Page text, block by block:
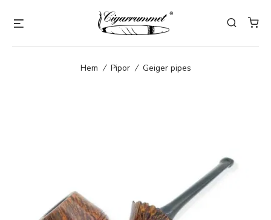
Hem / Pipor / Geiger pipes